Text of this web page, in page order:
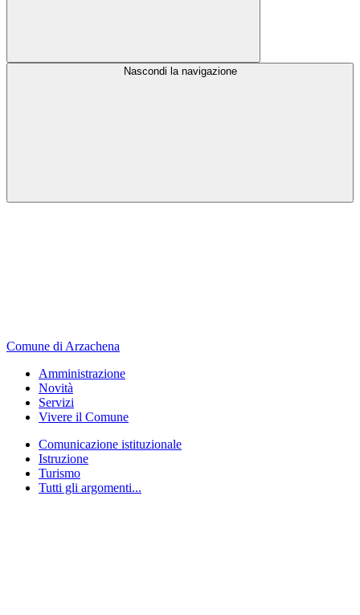
Nascondi la navigazione
Comune di Arzachena
Amministrazione
Novità
Servizi
Vivere il Comune
Comunicazione istituzionale
Istruzione
Turismo
Tutti gli argomenti...